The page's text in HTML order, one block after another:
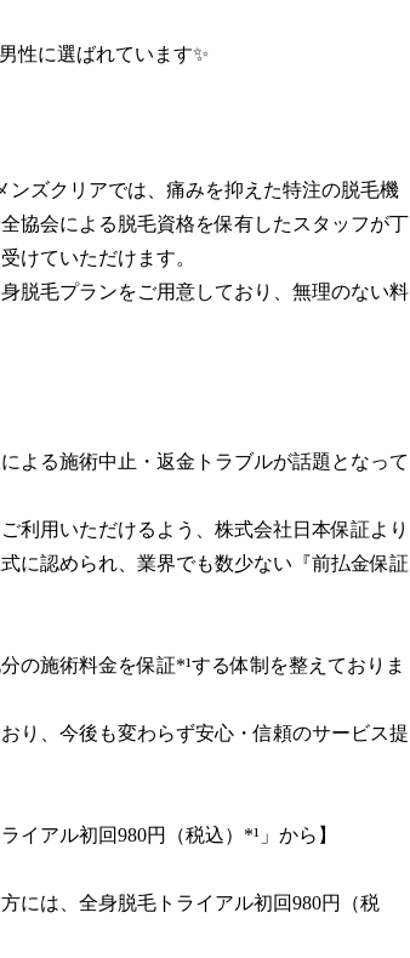
性に選ばれています✨
ンズクリアでは、痛みを抑えた特注の脱毛機
協会による脱毛資格を保有したスタッフが丁
けていただけます。
脱毛プランをご用意しており、無理のない料
よる施術中止・返金トラブルが話題となって
利用いただけるよう、株式会社日本保証より
に認められ、業界でも数少ない『前払金保証
の施術料金を保証*¹する体制を整えておりま
り、今後も変わらず安心・信頼のサービス提
イアル初回980円（税込）*¹」から】
には、全身脱毛トライアル初回980円（税